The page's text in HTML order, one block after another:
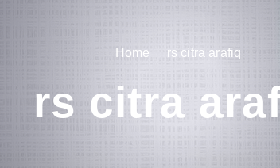
Home rs citra arafiq
rs citra